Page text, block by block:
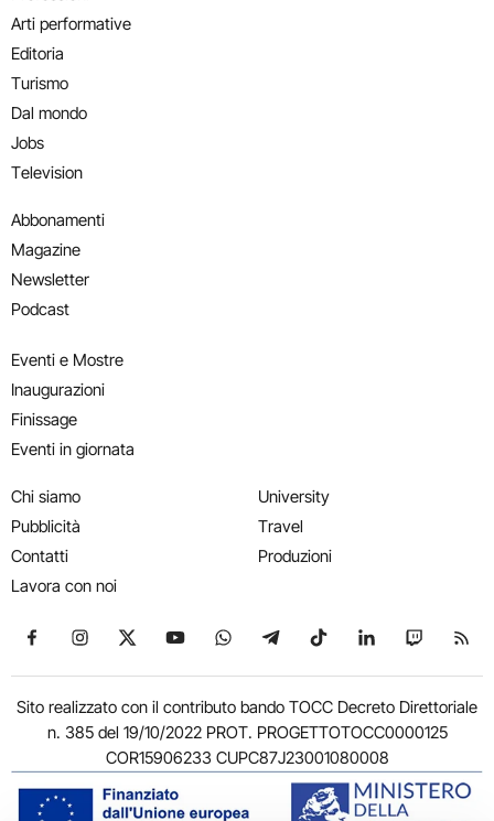
Arti performative
Editoria
Turismo
Dal mondo
Jobs
Television
Abbonamenti
Magazine
Newsletter
Podcast
Eventi e Mostre
Inaugurazioni
Finissage
Eventi in giornata
Chi siamo
Pubblicità
Contatti
Lavora con noi
University
Travel
Produzioni
Seguici su Facebook
Seguici su Instagram
Seguici su X
Seguici su YouTube
Seguici su WhatsApp
Seguici su Telegram
Seguici su TikTok
Seguici su
Seguici
Sito realizzato con il contributo bando TOCC Decreto Direttoriale
n. 385 del 19/10/2022 PROT. PROGETTOTOCC0000125
COR15906233 CUPC87J23001080008